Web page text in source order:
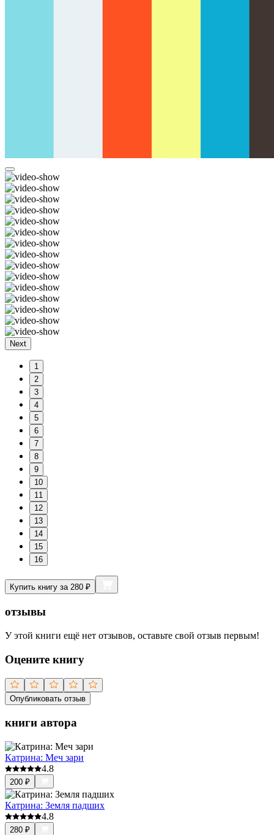
Next
1
2
3
4
5
6
7
8
9
10
11
12
13
14
15
16
Купить книгу за 280 ₽
отзывы
У этой книги ещё нет отзывов, оставьте свой отзыв первым!
Оцените книгу
Опубликовать отзыв
книги автора
Катрина: Меч зари
4.8
200 ₽
Катрина: Земля падших
4.8
280 ₽